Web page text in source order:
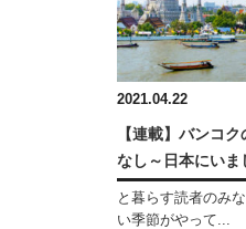
2021.04.22
【連載】バンコ
なし～日本にいま
と暮らす読者のみ
い季節がやって...